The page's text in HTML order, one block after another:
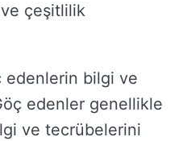
çeşitlilik
edenlerin bilgi ve
edenler genellikle
ve tecrübelerini